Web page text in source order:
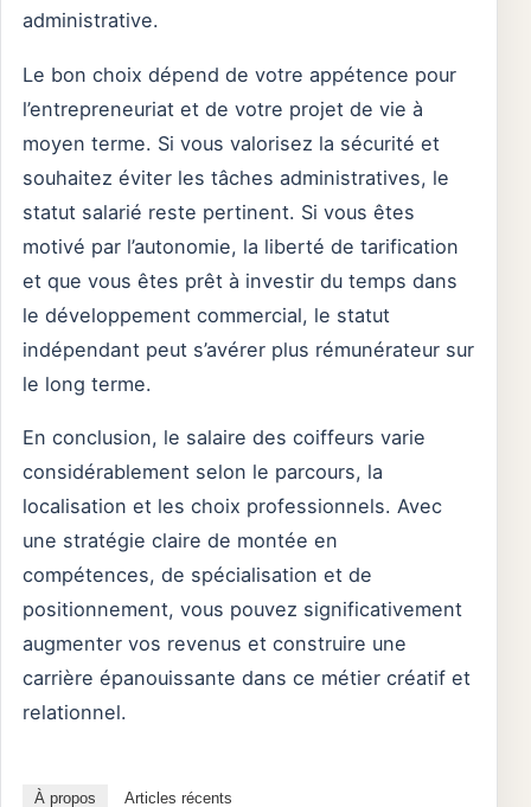
administrative.
Le bon choix dépend de votre appétence pour
l’entrepreneuriat et de votre projet de vie à
moyen terme. Si vous valorisez la sécurité et
souhaitez éviter les tâches administratives, le
statut salarié reste pertinent. Si vous êtes
motivé par l’autonomie, la liberté de tarification
et que vous êtes prêt à investir du temps dans
le développement commercial, le statut
indépendant peut s’avérer plus rémunérateur sur
le long terme.
En conclusion, le salaire des coiffeurs varie
considérablement selon le parcours, la
localisation et les choix professionnels. Avec
une stratégie claire de montée en
compétences, de spécialisation et de
positionnement, vous pouvez significativement
augmenter vos revenus et construire une
carrière épanouissante dans ce métier créatif et
relationnel.
À propos Articles récents